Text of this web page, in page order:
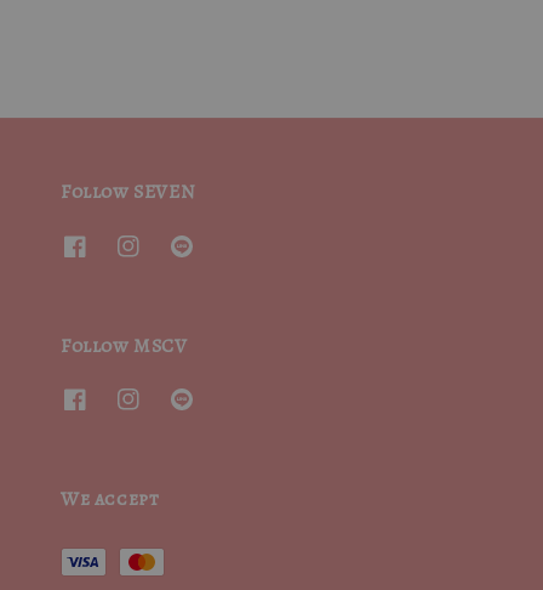
Follow SEVEN
Follow MSCV
We accept